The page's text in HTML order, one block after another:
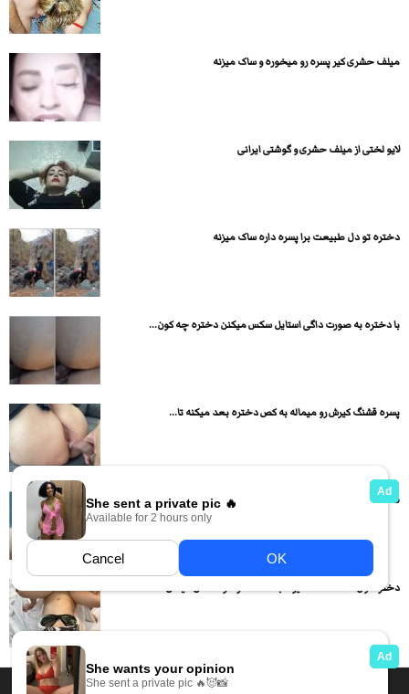
میلف حشری کیر پسره رو میخوره و ساک میزنه
لایو لختی از میلف حشری و گوشتی ایرانی
دختره تو دل طبیعت برا پسره داره ساک میزنه
با دختره به صورت داگی استایل سکس میکنن دختره چه کون...
پسره قشنگ کیرش رو میماله به کص دختره بعد میکنه تا...
قمبل میکنه و کص و کونش رو نشون میده و سوراخ...
دختره اول قشنگ ساک میزنه بعد لنگ در هوا سکس میکنن